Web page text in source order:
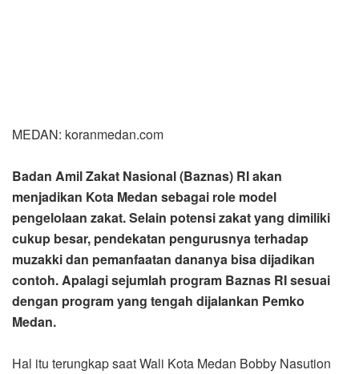
MEDAN: koranmedan.com
Badan Amil Zakat Nasional (Baznas) RI akan
menjadikan Kota Medan sebagai role model
pengelolaan zakat. Selain potensi zakat yang dimiliki
cukup besar, pendekatan pengurusnya terhadap
muzakki dan pemanfaatan dananya bisa dijadikan
contoh. Apalagi sejumlah program Baznas RI sesuai
dengan program yang tengah dijalankan Pemko
Medan.
Hal itu terungkap saat Wali Kota Medan Bobby Nasution